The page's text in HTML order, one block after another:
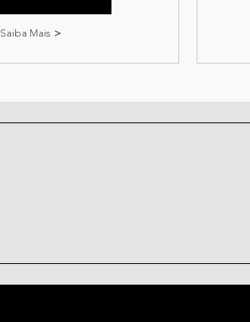
Saiba Mais